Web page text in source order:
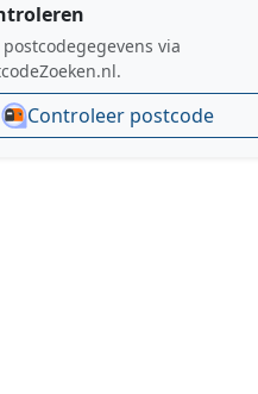
via
Controleer postcode